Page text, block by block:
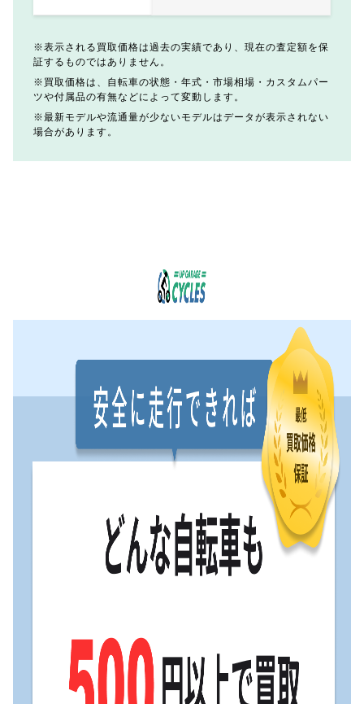
表示される買取価格は過去の実績であり、現在の査定額を保
証するものではありません。
買取価格は、自転車の状態・年式・市場相場・カスタムパー
ツや付属品の有無などによって変動します。
最新モデルや流通量が少ないモデルはデータが表示されない
場合があります。